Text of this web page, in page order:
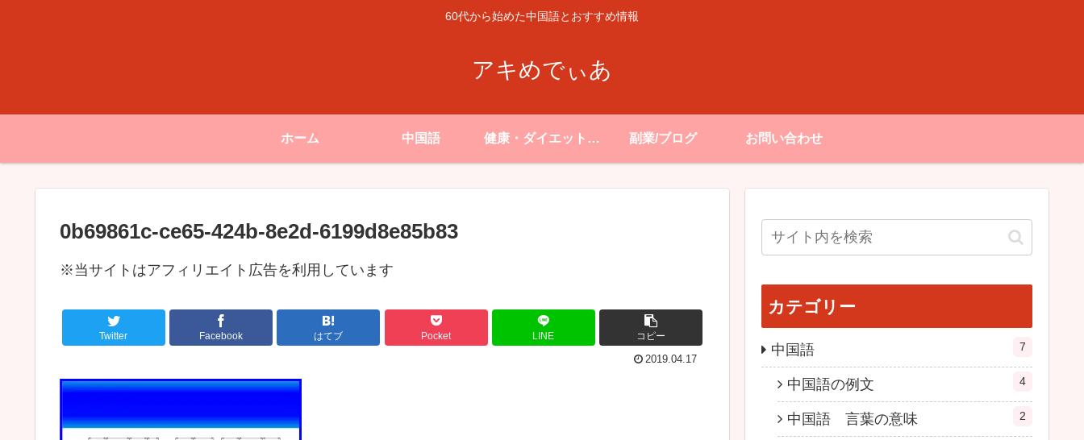
60代から始めた中国語とおすすめ情報
アキめでぃあ
ホーム 中国語 健康・ダイエット・
生活
副業/ブログ お問い合わせ
0b69861c-ce65-424b-8e2d-6199d8e85b83
※当サイトはアフィリエイト広告を利用しています
Twitter Facebook はてブ Pocket LINE コピー
2019.04.17
カテゴリー
中国語 7
中国語の例文 4
中国語 言葉の意味 2